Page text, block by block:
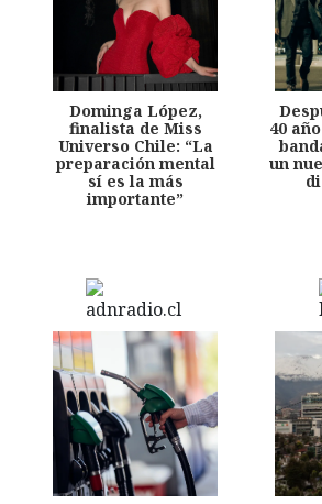
Dominga López,
finalista de Miss
Universo Chile: “La
preparación mental
sí es la más
importante”
40
un